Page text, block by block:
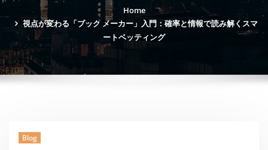
Home
視点が変わる「ブック メーカー」入門：確率と情報で読み解くスマ
ートベッティング
Blog